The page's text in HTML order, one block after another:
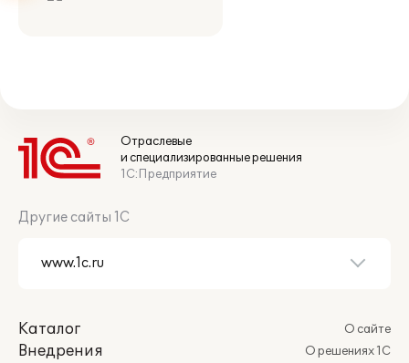
Отраслевые
и специализированные решения
1С:Предприятие
Другие сайты 1С
Каталог
Внедрения
О сайте
О решениях 1С